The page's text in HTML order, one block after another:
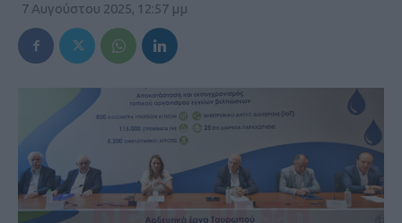
7 Αυγούστου 2025, 12:57 μμ